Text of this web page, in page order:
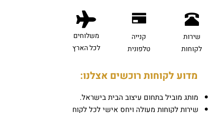
שירות
לקוחות
קנייה
טלפונית
משלוחים
לכל הארץ
מדוע לקוחות רוכשים אצלנו:
מותג מוביל בתחום עיצוב הבית בישראל.
שירות לקוחות מעולה ויחס אישי לכל לקוח